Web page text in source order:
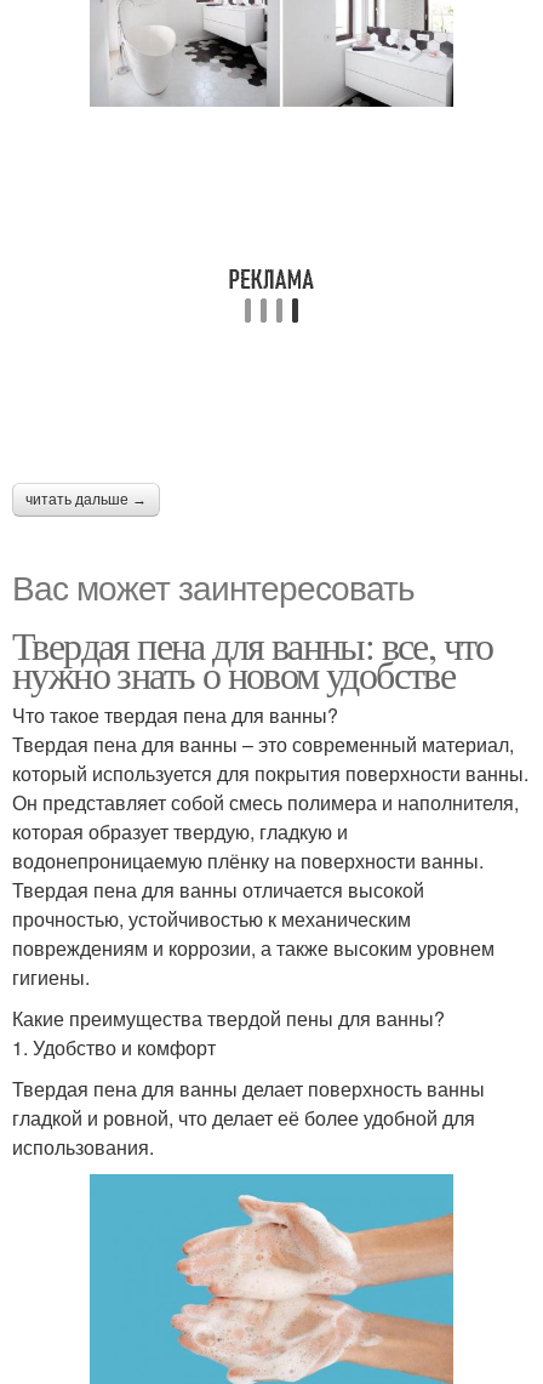
читать дальше →
Вас может заинтересовать
Твердая пена для ванны: все, что
нужно знать о новом удобстве
Что такое твердая пена для ванны?
Твердая пена для ванны – это современный материал,
который используется для покрытия поверхности ванны.
Он представляет собой смесь полимера и наполнителя,
которая образует твердую, гладкую и
водонепроницаемую плёнку на поверхности ванны.
Твердая пена для ванны отличается высокой
прочностью, устойчивостью к механическим
повреждениям и коррозии, а также высоким уровнем
гигиены.
Какие преимущества твердой пены для ванны?
1. Удобство и комфорт
Твердая пена для ванны делает поверхность ванны
гладкой и ровной, что делает её более удобной для
использования.